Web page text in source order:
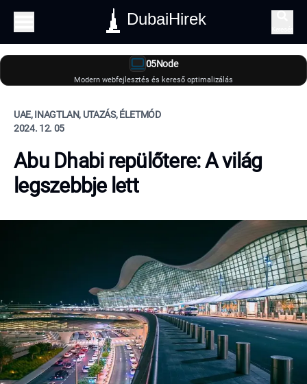
DubaiHirek
05Node
Modern webfejlesztés és kereső optimalizálás
UAE, INAGTLAN, UTAZÁS, ÉLETMÓD
2024. 12. 05
Abu Dhabi repülőtere: A világ
legszebbje lett